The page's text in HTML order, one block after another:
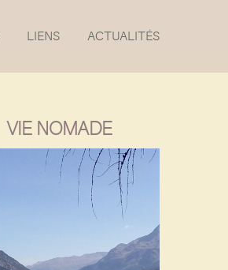
LIENS ACTUALITÉS
VIE NOMADE